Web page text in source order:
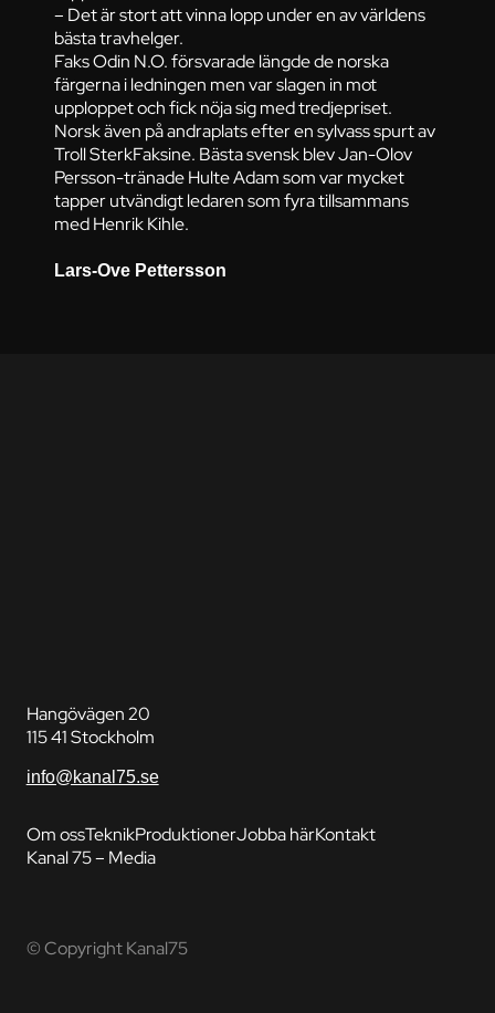
– Det är stort att vinna lopp under en av världens
bästa travhelger.
Faks Odin N.O. försvarade längde de norska
färgerna i ledningen men var slagen in mot
upploppet och fick nöja sig med tredjepriset.
Norsk även på andraplats efter en sylvass spurt av
Troll SterkFaksine. Bästa svensk blev Jan-Olov
Persson-tränade Hulte Adam som var mycket
tapper utvändigt ledaren som fyra tillsammans
med Henrik Kihle.
Lars-Ove Pettersson
Hangövägen 20
115 41 Stockholm
info@kanal75.se
Om ossTeknikProduktionerJobba härKontakt
Kanal 75 – Media
© Copyright Kanal75